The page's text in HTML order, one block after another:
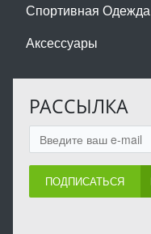
Спортивная Одежда
Аксессуары
РАССЫЛКА
ПОДПИСАТЬСЯ